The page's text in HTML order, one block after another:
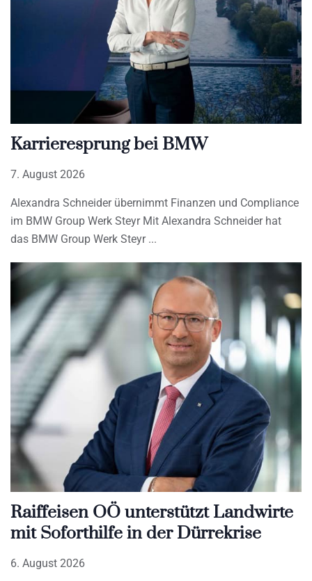
Karrieresprung bei BMW
7. August 2026
Alexandra Schneider übernimmt Finanzen und Compliance
im BMW Group Werk Steyr Mit Alexandra Schneider hat
das BMW Group Werk Steyr
Raiffeisen OÖ unterstützt Landwirte
mit Soforthilfe in der Dürrekrise
6. August 2026